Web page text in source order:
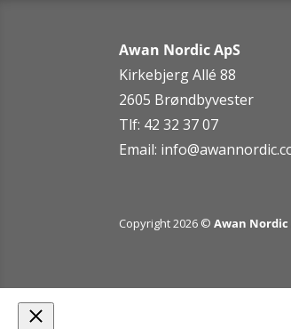
Awan Nordic ApS
Kirkebjerg Allé 88
2605 Brøndbyvester
Tlf: 42 32 37 07
Email:
Copyright 2026 ©Awan Nordic